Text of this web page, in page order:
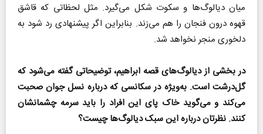
میان دیالوگ‌ها و سکوت شکل می‌گیرد. مثل لحظاتی که قاشق
قهوه درون فنجان را هم می‌زند. بنابراین اگر پیشنهادی رد شود به
دلخوری منجر نخواهد شد.
در بخشی از دیالوگ‌های قصه‌ ابراهیم، توضیحاتی گفته می‌شود که
گل‌درشت است. به‌ویژه در سکانسی که درباره نسل جوان صحبت
می‌کند و می‌گوید خاک پای این افراد را باید سرمه چشمانشان
کنند. نظرتان درباره این سبک دیالوگ‌ها چیست؟